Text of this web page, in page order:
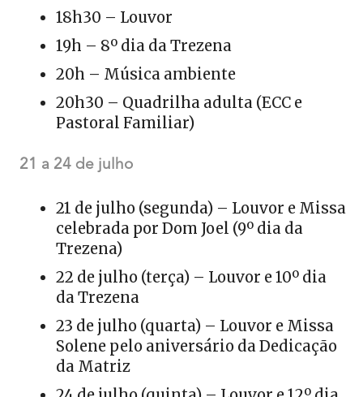
18h30 – Louvor
19h – 8º dia da Trezena
20h – Música ambiente
20h30 – Quadrilha adulta (ECC e
Pastoral Familiar)
21 a 24 de julho
21 de julho (segunda) – Louvor e Missa
celebrada por Dom Joel (9º dia da
Trezena)
22 de julho (terça) – Louvor e 10º dia
da Trezena
23 de julho (quarta) – Louvor e Missa
Solene pelo aniversário da Dedicação
da Matriz